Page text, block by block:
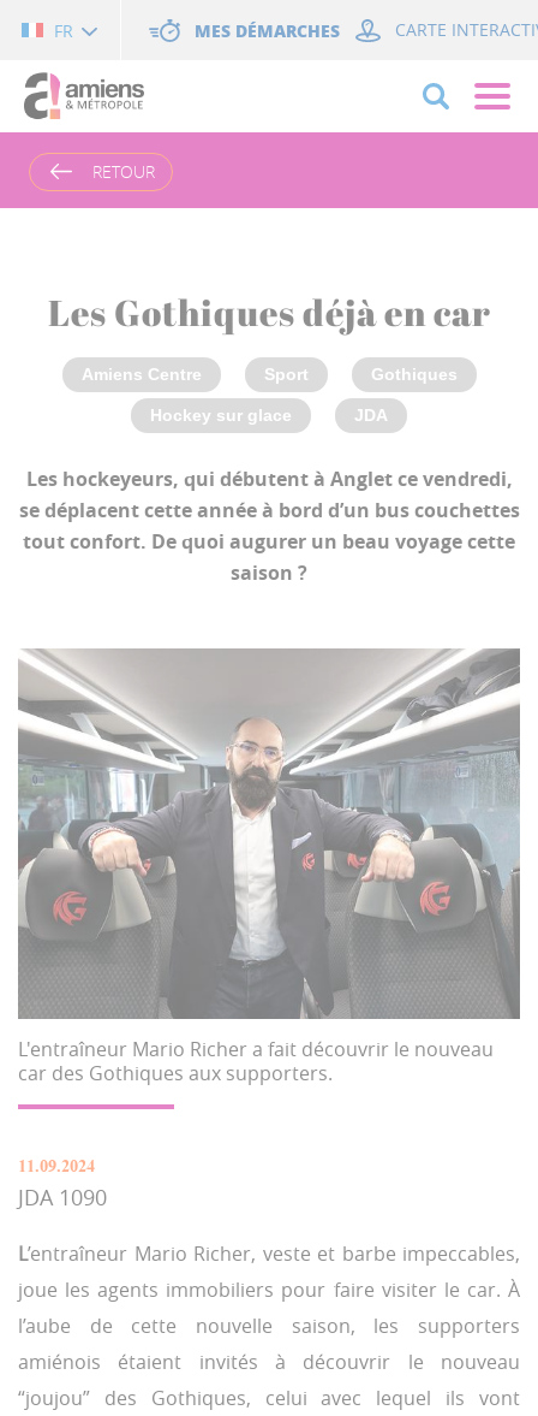
FR MES DÉMARCHES CARTE
RETOUR
Les Gothiques déjà en car
Amiens Centre Sport Gothiques
Hockey sur glace JDA
Les hockeyeurs, qui débutent à Anglet ce vendredi,
se déplacent cette année à bord d’un bus couchettes
tout confort. De quoi augurer un beau voyage cette
saison ?
L'entraîneur Mario Richer a fait découvrir le nouveau
car des Gothiques aux supporters.
11.09.2024
JDA 1090
L’entraîneur Mario Richer, veste et barbe impeccables,
joue les agents immobiliers pour faire visiter le car. À
l’aube de cette nouvelle saison, les supporters
amiénois étaient invités à découvrir le nouveau
“joujou” des Gothiques, celui avec lequel ils vont